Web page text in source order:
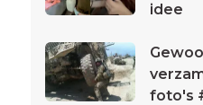
idee
foto's